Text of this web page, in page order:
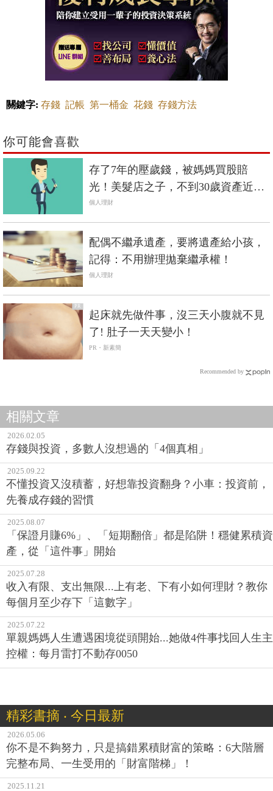
關鍵字: 存錢 記帳 第一桶金 花錢 存錢方法
你可能會喜歡
存了7年的壓歲錢，被媽媽買股賠
光！美髮店之子，不到30歲資產近百
萬
個人理財
配偶不繼承遺產，要將遺產給小孩，
記得：不用辦理拋棄繼承權！
個人理財
PR
起床就先做件事，沒三天小腹就不見
了! 肚子一天天變小！
PR・新素簡
Recommended by
相關文章
2026.02.05
存錢與投資，多數人沒想過的「4個真相」
2025.09.22
不懂投資又沒積蓄，好想靠投資翻身？小車：投資前，
先養成存錢的習慣
2025.08.07
「保證月賺6%」、「短期翻倍」都是陷阱！穩健累積資
產，從「這件事」開始
2025.07.28
收入有限、支出無限...上有老、下有小如何理財？教你
每個月至少存下「這數字」
2025.07.22
單親媽媽人生遭遇困境從頭開始...她做4件事找回人生主
控權：每月雷打不動存0050
精彩書摘 ‧ 今日最新
2026.05.06
你不是不夠努力，只是搞錯累積財富的策略：6大階層
完整布局、一生受用的「財富階梯」！
2025.11.21